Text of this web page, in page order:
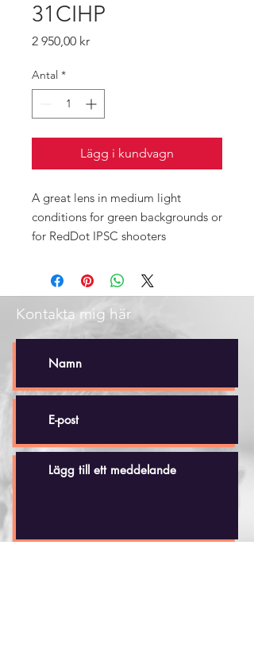
31CIHP
2 950,00 krPris
Antal *
Lägg i kundvagn
A great lens in medium light
conditions for green backgrounds or
for RedDot IPSC shooters
Kontakta mig här